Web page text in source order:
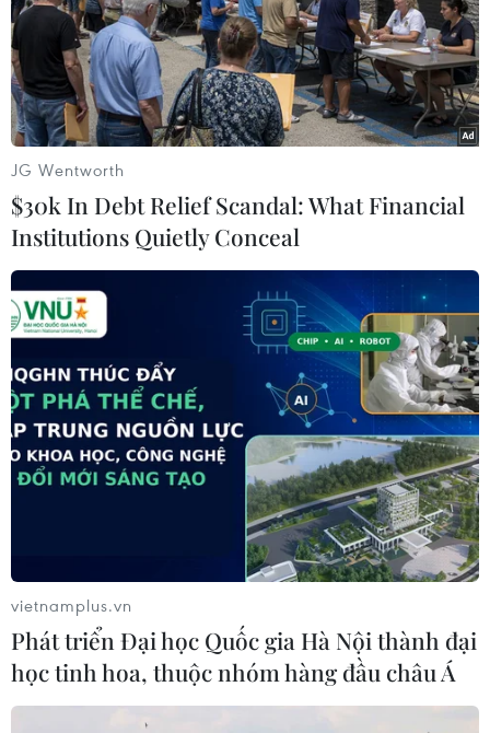
Phần lớn các nữ quân nhân và sỹ quan của quân đội Nga phục
vụ trong các đơn vị y tế (72%), cũng như các đơn vị tín hiệu
(8%) và đơn vị tài chính kế toán (4%). (Nguồn: sputniknews)
JG Wentworth
$30k In Debt Relief Scandal: What Financial
Institutions Quietly Conceal
vietnamplus.vn
Phát triển Đại học Quốc gia Hà Nội thành đại
học tinh hoa, thuộc nhóm hàng đầu châu Á